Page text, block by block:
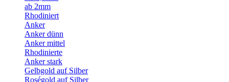
ab 2mm
Rhodiniert
Anker
Anker dünn
Anker mittel
Rhodinierte
Anker stark
Gelbgold auf Silber
Roségold auf Silber